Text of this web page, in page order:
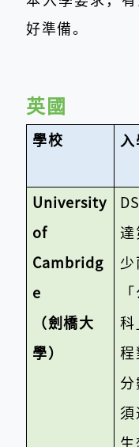
好準備。
英國
學校
University
of
Cambridg
e
（劍橋大
學）
達
少
科
程
分
須
生